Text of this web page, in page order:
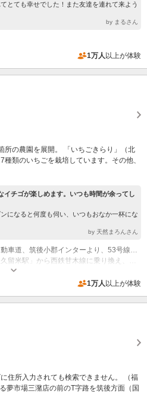
とても幸せでした！また友達を連れて来よう
by まるさん
1万人 以上が体験
所の農園を展開。 「いちごきらり」（北
類のいちごを栽培しています。その他、
イチゴが楽しめます。いつも時間が余ってし
になると何度も伺い、いつもおなか一杯にな
by 天然まろんさん
(1)【お車でお越しの方】 大分自動車道、筑後小郡インターより、53号線を南に直進。（約10分） 九州自動車道、久留米インターより53号線を北に直進。（約15分） ※お車のナビで、農園の住所を入力すると検索できない場合がございます。 Googleマップなどの地図アプリで「いちごきらり みのうヴィレッジ」で検索可能です。
1万人 以上が体験
住所入力されても検索できません。 （福
夢市場三潴店の前のT字路を筑後方面（国